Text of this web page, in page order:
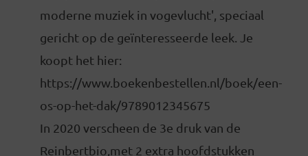
moderne muziek in vogevlucht', speciaal
gericht op de geïnteresseerde leek. Je
koopt het hier:
https://www.boekenbestellen.nl/boek/een-
os-op-het-dak/9789012345675
In 2020 verscheen de 3e druk van de
Reinbertbio,met 2 extra hoofdstukken